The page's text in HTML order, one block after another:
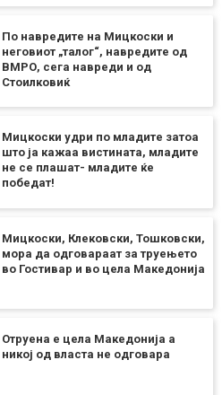
По навредите на Мицкоски и
неговиот „талог“, навредите од
ВМРО, сега навреди и од
Стоилковиќ
Мицкоски удри по младите затоа
што ја кажаа вистината, младите
не се плашат- младите ќе
победат!
Мицкоски, Клековски, Тошковски,
мора да одговараат за труењето
во Гостивар и во цела Македонија
Отруена е цела Македонија а
никој од власта не одговара